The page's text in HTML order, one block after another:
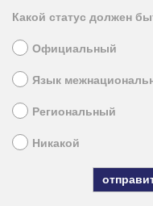
Какой статус должен
Официальный
Язык
Региональный
Никакой